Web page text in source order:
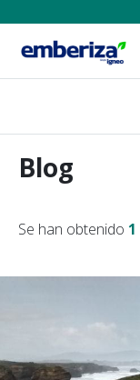
Blog
Se han obtenido 1